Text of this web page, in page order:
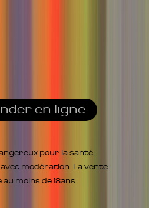
en ligne
pour la santé,
modération. La vente
moins de 18ans